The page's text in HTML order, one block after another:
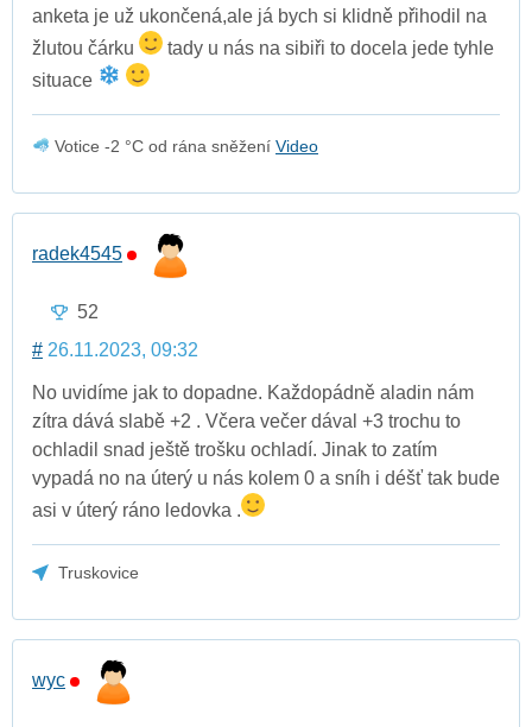
anketa je už ukončená,ale já bych si klidně přihodil na
žlutou čárku
tady u nás na sibiři to docela jede tyhle
situace
Votice -2 °C od rána sněžení Video
radek4545
52
# 26.11.2023, 09:32
No uvidíme jak to dopadne. Každopádně aladin nám
zítra dává slabě +2 . Včera večer dával +3 trochu to
ochladil snad ještě trošku ochladí. Jinak to zatím
vypadá no na úterý u nás kolem 0 a sníh i déšť tak bude
asi v úterý ráno ledovka .
Truskovice
wyc